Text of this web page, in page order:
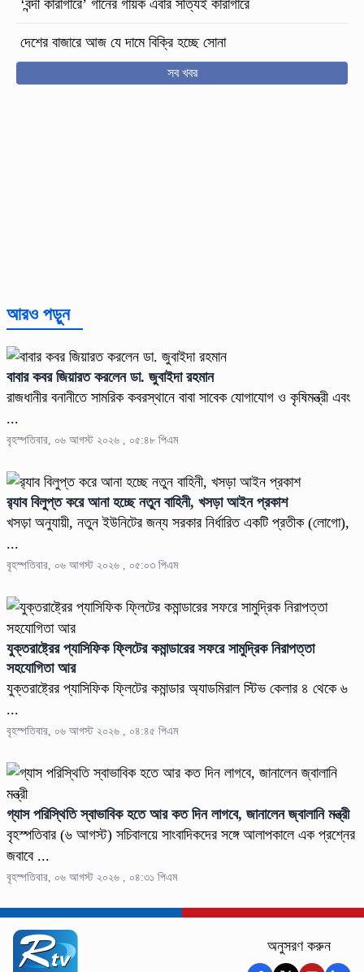
‘বন্দী কারাগারে’ গানের গায়ক এবার সত্যিই কারাগারে
দেশের বাজারে আজ যে দামে বিক্রি হচ্ছে সোনা
সব খবর
আরও পড়ুন
বাবার কবর জিয়ারত করলেন ডা. জুবাইদা রহমান
রাজধানীর বনানীতে সামরিক কবরস্থানে বাবা সাবেক যোগাযোগ ও কৃষিমন্ত্রী এবং
...
বৃহস্পতিবার, ০৬ আগস্ট ২০২৬ , ০৫:৪৮ পিএম
র‍্যাব বিলুপ্ত করে আনা হচ্ছে নতুন বাহিনী, খসড়া আইন প্রকাশ
খসড়া অনুযায়ী, নতুন ইউনিটের জন্য সরকার নির্ধারিত একটি প্রতীক (লোগো),
...
বৃহস্পতিবার, ০৬ আগস্ট ২০২৬ , ০৫:০৩ পিএম
যুক্তরাষ্ট্রের প্যাসিফিক ফ্লিটের কমান্ডারের সফরে সামুদ্রিক নিরাপত্তা
সহযোগিতা আর
যুক্তরাষ্ট্রের প্যাসিফিক ফ্লিটের কমান্ডার অ্যাডমিরাল স্টিভ কেলার ৪ থেকে ৬
...
বৃহস্পতিবার, ০৬ আগস্ট ২০২৬ , ০৪:৪৫ পিএম
গ্যাস পরিস্থিতি স্বাভাবিক হতে আর কত দিন লাগবে, জানালেন জ্বালানি মন্ত্রী
বৃহস্পতিবার (৬ আগস্ট) সচিবালয়ে সাংবাদিকদের সঙ্গে আলাপকালে এক প্রশ্নের
জবাবে ...
বৃহস্পতিবার, ০৬ আগস্ট ২০২৬ , ০৪:৩১ পিএম
অনুসরণ করুন